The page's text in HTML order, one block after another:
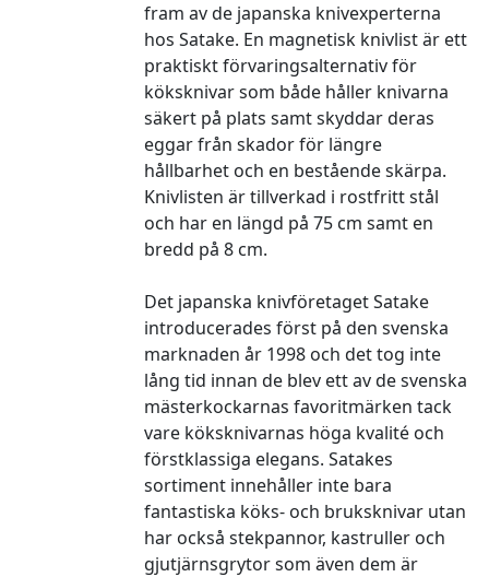
fram av de japanska knivexperterna
hos Satake. En magnetisk knivlist är ett
praktiskt förvaringsalternativ för
köksknivar som både håller knivarna
säkert på plats samt skyddar deras
eggar från skador för längre
hållbarhet och en bestående skärpa.
Knivlisten är tillverkad i rostfritt stål
och har en längd på 75 cm samt en
bredd på 8 cm.
Det japanska knivföretaget Satake
introducerades först på den svenska
marknaden år 1998 och det tog inte
lång tid innan de blev ett av de svenska
mästerkockarnas favoritmärken tack
vare köksknivarnas höga kvalité och
förstklassiga elegans. Satakes
sortiment innehåller inte bara
fantastiska köks- och bruksknivar utan
har också stekpannor, kastruller och
gjutjärnsgrytor som även dem är